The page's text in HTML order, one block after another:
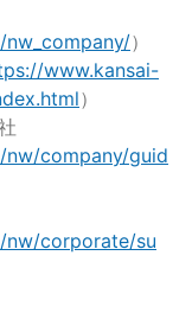
）
www.kansai-
）
company/guid
nw/corporate/su